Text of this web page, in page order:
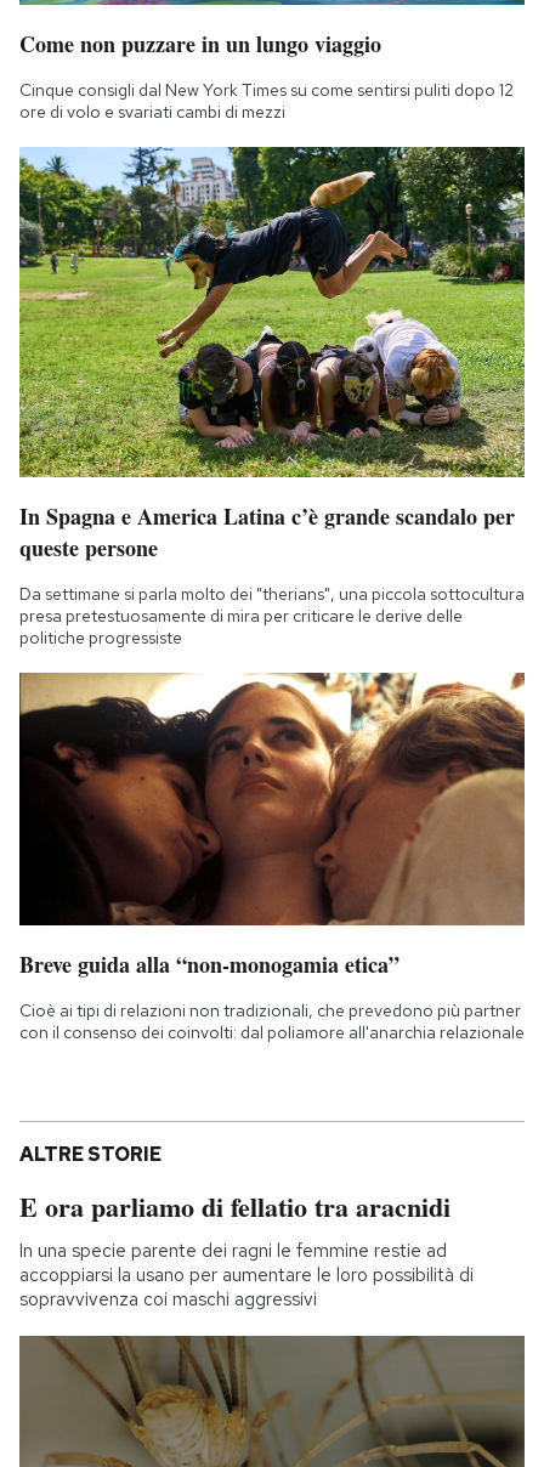
Come non puzzare in un lungo viaggio
Cinque consigli dal New York Times su come sentirsi puliti dopo 12
ore di volo e svariati cambi di mezzi
In Spagna e America Latina c’è grande scandalo per
queste persone
Da settimane si parla molto dei "therians", una piccola sottocultura
presa pretestuosamente di mira per criticare le derive delle
politiche progressiste
Breve guida alla “non-monogamia etica”
Cioè ai tipi di relazioni non tradizionali, che prevedono più partner
con il consenso dei coinvolti: dal poliamore all'anarchia relazionale
ALTRE STORIE
E ora parliamo di fellatio tra aracnidi
In una specie parente dei ragni le femmine restie ad
accoppiarsi la usano per aumentare le loro possibilità di
sopravvivenza coi maschi aggressivi